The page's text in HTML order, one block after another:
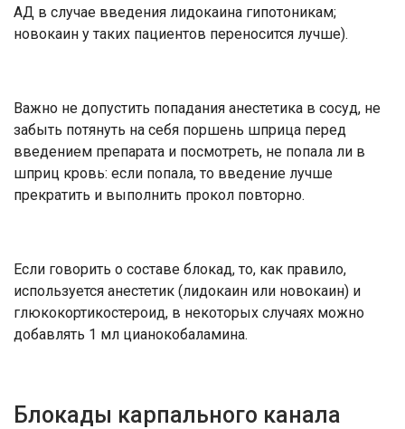
АД в случае введения лидокаина гипотоникам;
новокаин у таких пациентов переносится лучше).
Важно не допустить попадания анестетика в сосуд, не
забыть потянуть на себя поршень шприца перед
введением препарата и посмотреть, не попала ли в
шприц кровь: если попала, то введение лучше
прекратить и выполнить прокол повторно.
Если говорить о составе блокад, то, как правило,
используется анестетик (лидокаин или новокаин) и
глюкокортикостероид, в некоторых случаях можно
добавлять 1 мл цианокобаламина.
Блокады карпального канала